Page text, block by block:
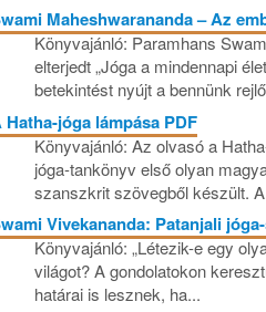
Maheshwarananda – Az
Könyvajánló: Paramhans
elterjedt „Jóga a mindennapi
betekintést nyújt a bennünk
Hatha-jóga lámpása PDF
Könyvajánló: Az olvasó a
jóga-tankönyv első olyan
szanszkrit szövegből készült.
Vivekananda: Patanjali
Könyvajánló: „Létezik-e egy
világot? A gondolatokon
határai is lesznek, ha...